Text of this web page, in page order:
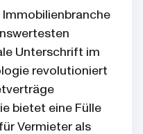
Unterschrift im
revolutioniert
bietet eine Fülle
Vermieter als